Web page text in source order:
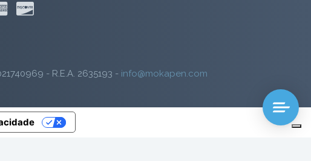
- R.E.A. 2635193 - info@mokapen.com